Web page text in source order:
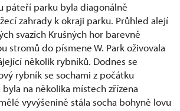
páteří parku byla diagonálně
zahrady k okraji parku. Průhled alejí
svazích Krušných hor barevně
stromů do písmene W. Park oživovala
několik rybníků. Dodnes se
rybník se sochami z počátku
na několika místech zřízena
vyvýšenině stála socha bohyně lovu